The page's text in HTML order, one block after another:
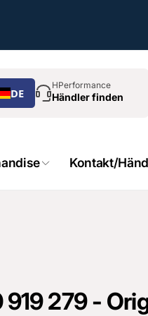
DE
HPerformance
Händler finden
Kontakt/
279 -